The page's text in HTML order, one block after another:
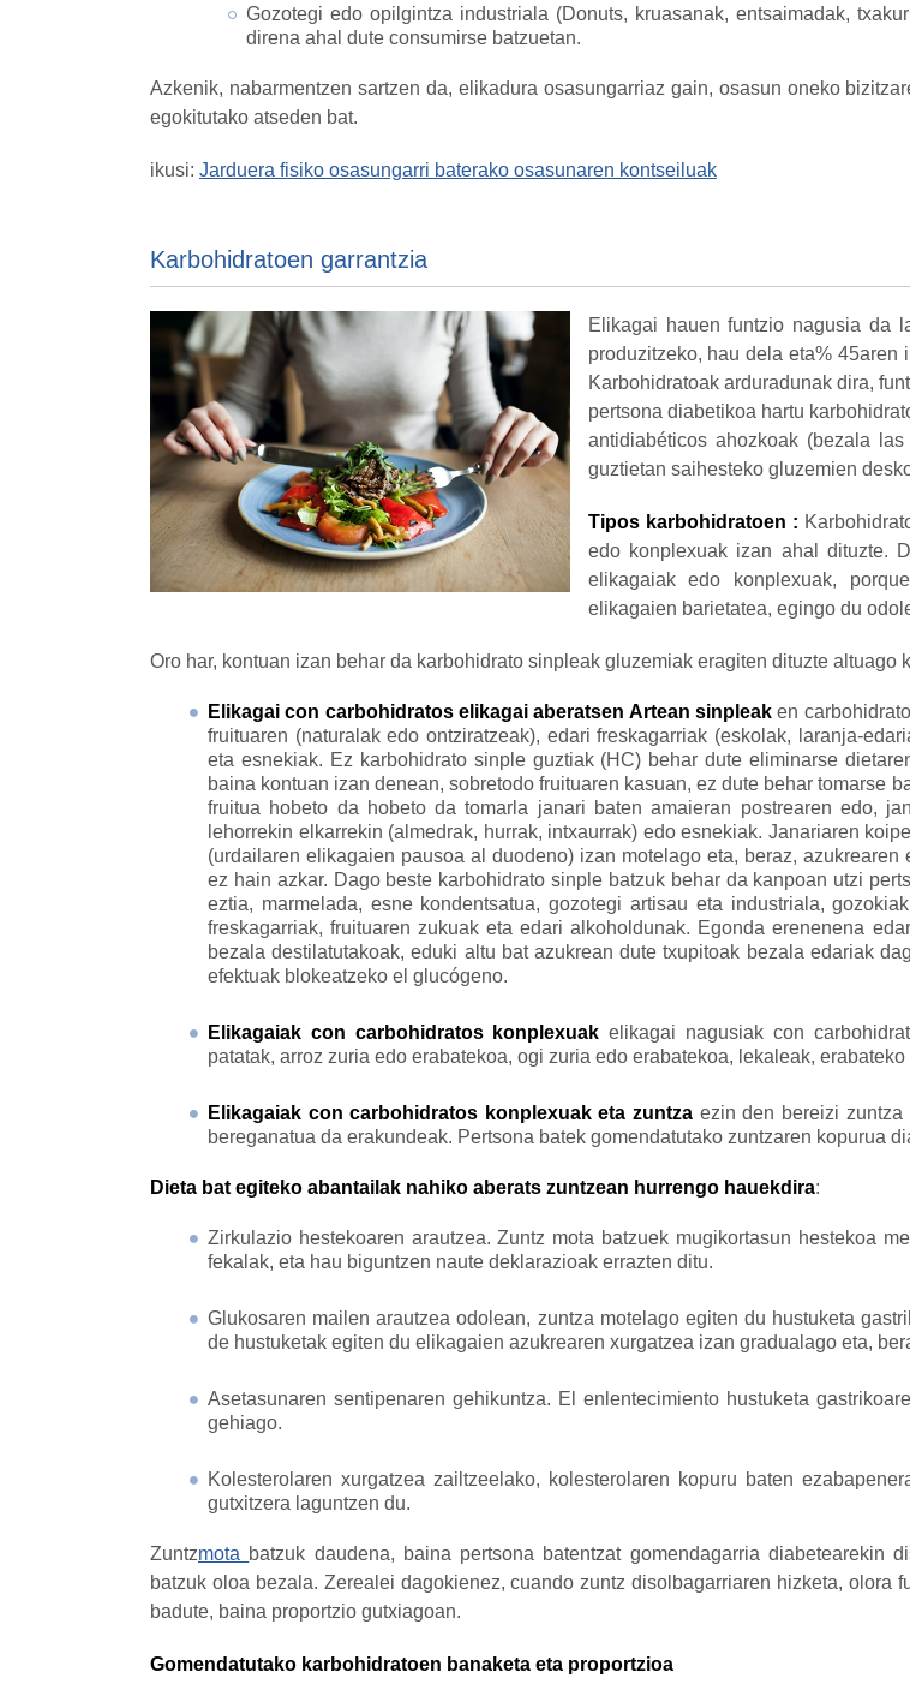
Gozotegi edo opilgintza industriala (Donuts, kruasanak, entsaimadak,
direna ahal dute consumirse batzuetan.
Azkenik, nabarmentzen sartzen da, elikadura osasungarriaz gain, osasun oneko
egokitutako atseden bat.
ikusi: Jarduera fisiko osasungarri baterako osasunaren kontseiluak
Karbohidratoen garrantzia
Elikagai hauen funtzio nagusia da
produzitzeko, hau dela eta% 45aren
Karbohidratoak arduradunak dira,
pertsona diabetikoa hartu
antidiabéticos ahozkoak (bezala
guztietan saihesteko gluzemien
Tipos karbohidratoen :
edo konplexuak izan ahal dituzte.
elikagaiak edo konplexuak,
elikagaien barietatea, egingo du
Oro har, kontuan izan behar da karbohidrato sinpleak gluzemiak eragiten dituzte altuago
Elikagai con carbohidratos elikagai aberatsen Artean sinpleak en
fruituaren (naturalak edo ontziratzeak), edari freskagarriak (eskolak, laranja-
eta esnekiak. Ez karbohidrato sinple guztiak (HC) behar dute eliminarse
baina kontuan izan denean, sobretodo fruituaren kasuan, ez dute behar tomarse
fruitua hobeto da hobeto da tomarla janari baten amaieran postrearen edo,
lehorrekin elkarrekin (almedrak, hurrak, intxaurrak) edo esnekiak. Janariaren
(urdailaren elikagaien pausoa al duodeno) izan motelago eta, beraz,
ez hain azkar. Dago beste karbohidrato sinple batzuk behar da kanpoan utzi
eztia, marmelada, esne kondentsatua, gozotegi artisau eta industriala,
freskagarriak, fruituaren zukuak eta edari alkoholdunak. Egonda erenenena
bezala destilatutakoak, eduki altu bat azukrean dute txupitoak bezala edariak
efektuak blokeatzeko el glucógeno.
Elikagaiak con carbohidratos konplexuak elikagai nagusiak con
patatak, arroz zuria edo erabatekoa, ogi zuria edo erabatekoa, lekaleak,
Elikagaiak con carbohidratos konplexuak eta zuntza ezin den bereizi zuntza
bereganatua da erakundeak. Pertsona batek gomendatutako zuntzaren kopurua
Dieta bat egiteko abantailak nahiko aberats zuntzean hurrengo hauekdira:
Zirkulazio hestekoaren arautzea. Zuntz mota batzuek mugikortasun hestekoa
fekalak, eta hau biguntzen naute deklarazioak errazten ditu.
Glukosaren mailen arautzea odolean, zuntza motelago egiten du hustuketa
de hustuketak egiten du elikagaien azukrearen xurgatzea izan gradualago eta,
Asetasunaren sentipenaren gehikuntza. El enlentecimiento hustuketa
gehiago.
Kolesterolaren xurgatzea zailtzeelako, kolesterolaren kopuru baten
gutxitzera laguntzen du.
Zuntzmota batzuk daudena, baina pertsona batentzat gomendagarria diabetearekin
batzuk oloa bezala. Zerealei dagokienez, cuando zuntz disolbagarriaren hizketa, olora
badute, baina proportzio gutxiagoan.
Gomendatutako karbohidratoen banaketa eta proportzioa